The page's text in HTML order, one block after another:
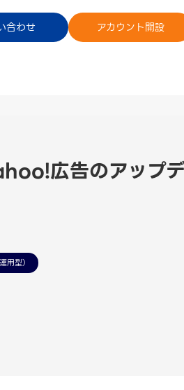
合わせ アカウント開設
客様へ
広告のアップ
用型）